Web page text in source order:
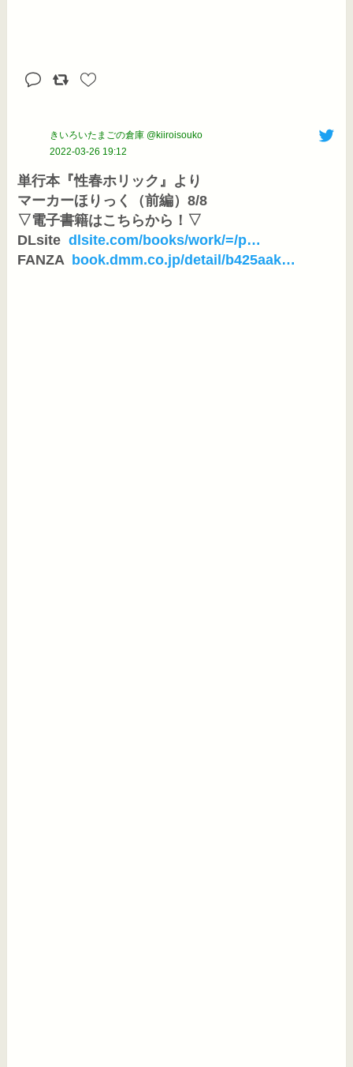
きいろいたまごの倉庫 @kiiroisouko
2022-03-26 19:12
単行本『性春ホリック』より
マーカーほりっく（前編）8/8
▽電子書籍はこちらから！▽
DLsite dlsite.com/books/work/=/p…
FANZA book.dmm.co.jp/detail/b425aak…